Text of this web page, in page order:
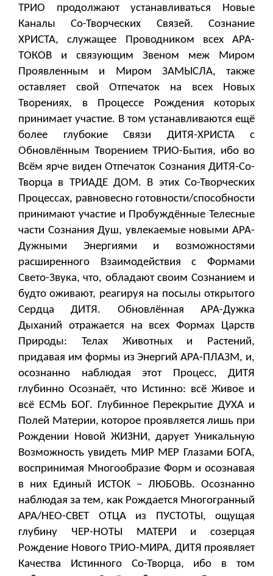
ТРИО продолжают устанавливаться Новые
Каналы Со-Творческих Связей. Сознание
ХРИСТА, служащее Проводником всех АРА-
ТОКОВ и связующим Звеном меж Миром
Проявленным и Миром ЗАМЫСЛА, также
оставляет свой Отпечаток на всех Новых
Творениях, в Процессе Рождения которых
принимает участие. В том устанавливаются ещё
более глубокие Связи ДИТЯ-ХРИСТА с
Обновлённым Творением ТРИО-Бытия, ибо во
Всём ярче виден Отпечаток Сознания ДИТЯ-Со-
Творца в ТРИАДЕ ДОМ. В этих Со-Творческих
Процессах, равновесно готовности/способности
принимают участие и Пробуждённые Телесные
части Сознания Душ, увлекаемые новыми АРА-
Дужными Энергиями и возможностями
расширенного Взаимодействия с Формами
Свето-Звука, что, обладают своим Сознанием и
будто оживают, реагируя на посылы открытого
Сердца ДИТЯ. Обновлённая АРА-Дужка
Дыханий отражается на всех Формах Царств
Природы: Телах Животных и Растений,
придавая им формы из Энергий АРА-ПЛАЗМ, и,
осознанно наблюдая этот Процесс, ДИТЯ
глубинно Осознаёт, что Истинно: всё Живое и
всё ЕСМЬ БОГ. Глубинное Перекрытие ДУХА и
Полей Материи, которое проявляется лишь при
Рождении Новой ЖИЗНИ, дарует Уникальную
Возможность увидеть МИР МЕР Глазами БОГА,
воспринимая Многообразие Форм и осознавая
в них Единый ИСТОК – ЛЮБОВЬ. Осознанно
наблюдая за тем, как Рождается Многогранный
АРА/НЕО-СВЕТ ОТЦА из ПУСТОТЫ, ощущая
глубину ЧЕР-НОТЫ МАТЕРИ и созерцая
Рождение Нового ТРИО-МИРА, ДИТЯ проявляет
Качества Истинного Со-Творца, ибо в том